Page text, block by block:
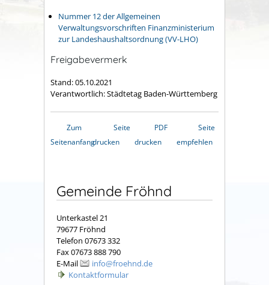
Nummer 12 der Allgemeinen
Verwaltungsvorschriften Finanzministerium
zur Landeshaushaltsordnung (VV-LHO)
Freigabevermerk
Stand: 05.10.2021
Verantwortlich: Städtetag Baden-Württemberg
Zum
Seitenanfang
Seite
drucken
PDF
drucken
Seite
empfehlen
Gemeinde Fröhnd
Unterkastel 21
79677 Fröhnd
Telefon 07673 332
Fax 07673 888 790
E-Mail
info@froehnd.de
Kontaktformular